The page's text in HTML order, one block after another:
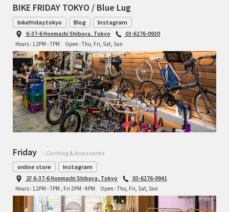
BIKE FRIDAY TOKYO / Blue Lug
bikefriday.tokyo Blog Instagram
6-37-6 Honmachi Shibuya, Tokyo
03-6276-0930
Hours : 12PM - 7PM
Open : Thu, Fri, Sat, Sun
Friday - Clothing & Accessories
online store Instagram
2F 6-37-6 Honmachi Shibuya, Tokyo
03-6276-0941
Hours : 12PM - 7PM , Fri 2PM - 9PM
Open : Thu, Fri, Sat, Sun